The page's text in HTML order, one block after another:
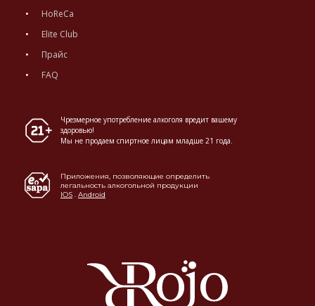
HoReCa
Elite Club
Прайс
FAQ
Чрезмерное употребление алкоголя вредит вашему
здоровью!
Мы не продаем спиртное лицам младше 21 года.
Приложения, позволяющие определить
легальность алкогольной продукции
IOS
Android